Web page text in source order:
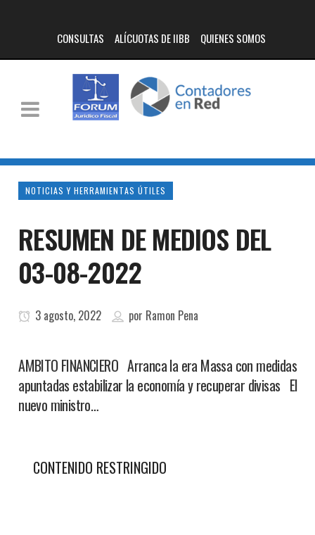
CONSULTAS ALÍCUOTAS DE IIBB QUIENES SOMOS
NOTICIAS Y HERRAMIENTAS ÚTILES
RESUMEN DE MEDIOS DEL
03-08-2022
3 agosto, 2022 por Ramon Pena
AMBITO FINANCIERO Arranca la era Massa con medidas
apuntadas estabilizar la economía y recuperar divisas El
nuevo ministro…
CONTENIDO RESTRINGIDO